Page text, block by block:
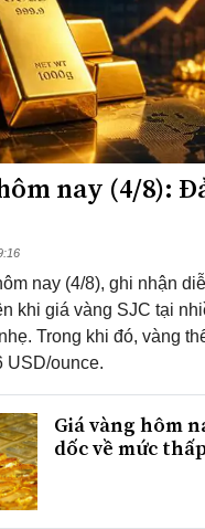
nay (4/8):
nay (4/8), ghi nhận
khi giá vàng SJC tại
Trong khi đó, vàng
USD/ounce.
Giá vàng hôm
dốc về mức